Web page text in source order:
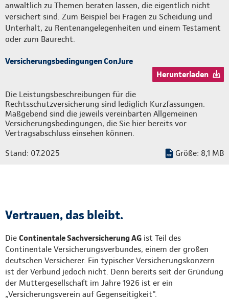
anwaltlich zu Themen beraten lassen, die eigentlich nicht
versichert sind. Zum Beispiel bei Fragen zu Scheidung und
Unterhalt, zu Rentenangelegenheiten und einem Testament
oder zum Baurecht.
Versicherungsbedingungen ConJure
Herunterladen
Die Leistungsbeschreibungen für die
Rechtsschutzversicherung sind lediglich Kurzfassungen.
Maßgebend sind die jeweils vereinbarten Allgemeinen
Versicherungsbedingungen, die Sie hier bereits vor
Vertragsabschluss einsehen können.
Stand: 07.2025 Größe: 8,1 MB
Vertrauen, das bleibt.
Die Continentale Sachversicherung AG ist Teil des
Continentale Versicherungsverbundes, einem der großen
deutschen Versicherer. Ein typischer Versicherungskonzern
ist der Verbund jedoch nicht. Denn bereits seit der Gründung
der Muttergesellschaft im Jahre 1926 ist er ein
„Versicherungsverein auf Gegenseitigkeit".